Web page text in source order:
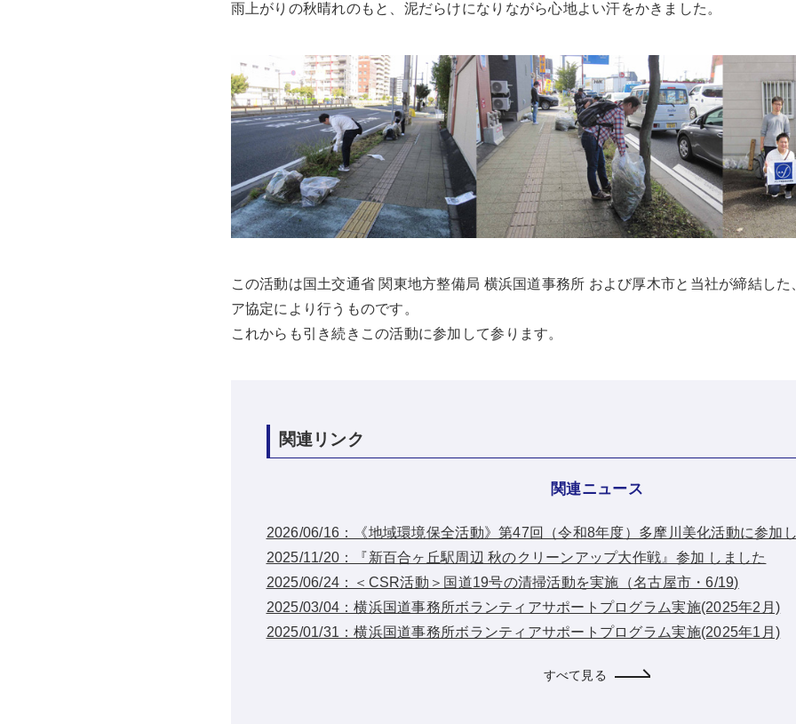
雨上がりの秋晴れのもと、泥だらけになりながら心地よい汗をかきました。
この活動は国土交通省 関東地方整備局 横浜国道事務所 および厚木市と当社が締結し
ア協定により行うものです。
これからも引き続きこの活動に参加して参ります。
関連リンク
関連ニュース
2026/06/16：《地域環境保全活動》第47回（令和8年度）多摩川美化活動に参加
2025/11/20：『新百合ヶ丘駅周辺 秋のクリーンアップ大作戦』参加 しました
2025/06/24：＜CSR活動＞国道19号の清掃活動を実施（名古屋市・6/19)
2025/03/04：横浜国道事務所ボランティアサポートプログラム実施(2025年2月)
2025/01/31：横浜国道事務所ボランティアサポートプログラム実施(2025年1月)
すべて見る